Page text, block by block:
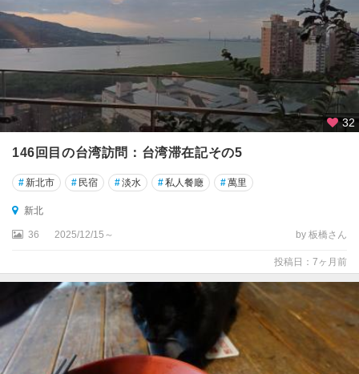
32
146回目の台湾訪問：台湾滞在記その5
#新北市 # 民宿 #淡水 #私人餐廰 #萬里
新北
36 2025/12/15～ by 板橋さん
投稿日：7ヶ月前